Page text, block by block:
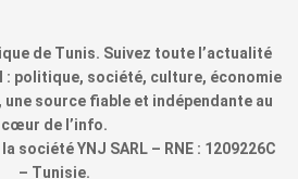
de Tunis. Suivez toute l’actualité
: politique, société, culture, économie
une source fiable et indépendante au
cœur de l’info.
société YNJ SARL – RNE : 1209226C
– Tunisie.